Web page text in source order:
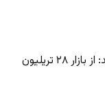
پرونده محرمانه اسپیس ایکس فاش شد: از بازار ۲۸ تریلیون